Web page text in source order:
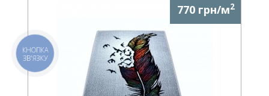
770 грн/м2
КНОПКА
ЗВ'ЯЗКУ